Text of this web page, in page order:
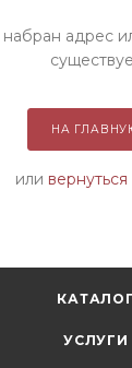
адрес
НА
или
КАТАЛОГ
УСЛУГИ